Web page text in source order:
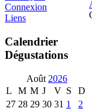
Connexion
Liens
Calendrier
Dégustations
Août 2026
L
M M J V S
D
27 28 29 30 31 1
2